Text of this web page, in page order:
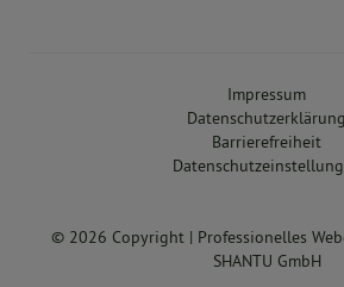
© 2026 Copyright | Professionelles
SHANTU GmbH
Impressum
Datenschutzerklärung
Barrierefreiheit